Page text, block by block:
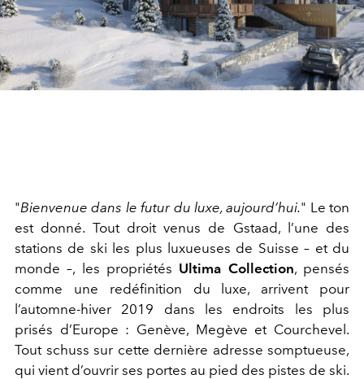
"Bienvenue dans le futur du luxe, aujourd’hui." Le ton
est donné. Tout droit venus de Gstaad, l’une des
stations de ski les plus luxueuses de Suisse – et du
monde –, les propriétés Ultima Collection, pensés
comme une redéfinition du luxe, arrivent pour
l’automne-hiver 2019 dans les endroits les plus
prisés d’Europe : Genève, Megève et Courchevel.
Tout schuss sur cette dernière adresse somptueuse,
qui vient d’ouvrir ses portes au pied des pistes de ski.